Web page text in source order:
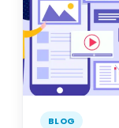
BLOG